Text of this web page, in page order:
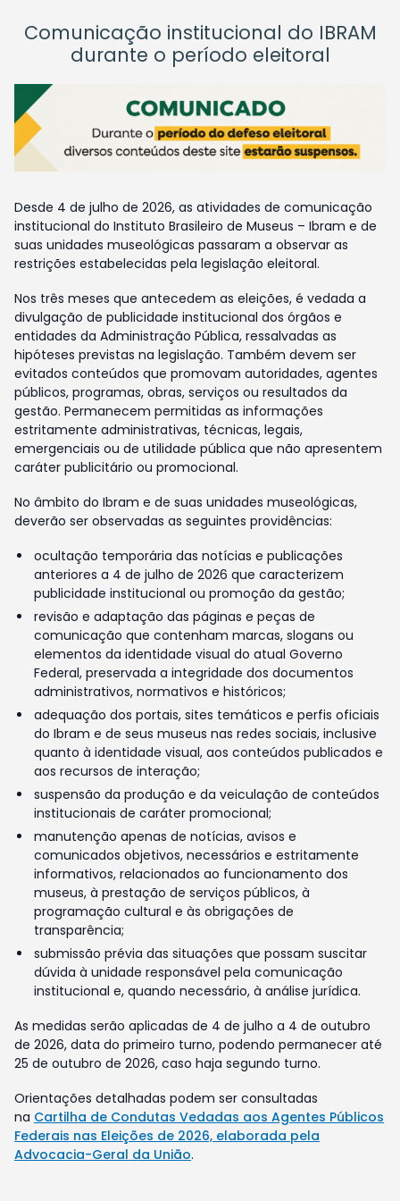
Comunicação institucional do IBRAM
durante o período eleitoral
Desde 4 de julho de 2026, as atividades de comunicação
institucional do Instituto Brasileiro de Museus – Ibram e de
suas unidades museológicas passaram a observar as
restrições estabelecidas pela legislação eleitoral.
Nos três meses que antecedem as eleições, é vedada a
divulgação de publicidade institucional dos órgãos e
entidades da Administração Pública, ressalvadas as
hipóteses previstas na legislação. Também devem ser
evitados conteúdos que promovam autoridades, agentes
públicos, programas, obras, serviços ou resultados da
gestão. Permanecem permitidas as informações
estritamente administrativas, técnicas, legais,
emergenciais ou de utilidade pública que não apresentem
caráter publicitário ou promocional.
No âmbito do Ibram e de suas unidades museológicas,
deverão ser observadas as seguintes providências:
ocultação temporária das notícias e publicações
anteriores a 4 de julho de 2026 que caracterizem
publicidade institucional ou promoção da gestão;
revisão e adaptação das páginas e peças de
comunicação que contenham marcas, slogans ou
elementos da identidade visual do atual Governo
Federal, preservada a integridade dos documentos
administrativos, normativos e históricos;
adequação dos portais, sites temáticos e perfis oficiais
do Ibram e de seus museus nas redes sociais, inclusive
quanto à identidade visual, aos conteúdos publicados e
aos recursos de interação;
suspensão da produção e da veiculação de conteúdos
institucionais de caráter promocional;
manutenção apenas de notícias, avisos e
comunicados objetivos, necessários e estritamente
informativos, relacionados ao funcionamento dos
museus, à prestação de serviços públicos, à
programação cultural e às obrigações de
transparência;
submissão prévia das situações que possam suscitar
dúvida à unidade responsável pela comunicação
institucional e, quando necessário, à análise jurídica.
As medidas serão aplicadas de 4 de julho a 4 de outubro
de 2026, data do primeiro turno, podendo permanecer até
25 de outubro de 2026, caso haja segundo turno.
Orientações detalhadas podem ser consultadas
na Cartilha de Condutas Vedadas aos Agentes Públicos
Federais nas Eleições de 2026, elaborada pela
Advocacia-Geral da União.